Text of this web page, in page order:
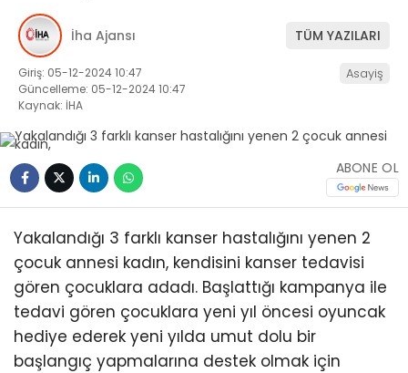
İha Ajansı TÜM YAZILARI
Giriş: 05-12-2024 10:47
Güncelleme: 05-12-2024 10:47
Kaynak: İHA
Asayiş
ABONE OL
Yakalandığı 3 farklı kanser hastalığını yenen 2
çocuk annesi kadın, kendisini kanser tedavisi
gören çocuklara adadı. Başlattığı kampanya ile
tedavi gören çocuklara yeni yıl öncesi oyuncak
hediye ederek yeni yılda umut dolu bir
başlangıç yapmalarına destek olmak için